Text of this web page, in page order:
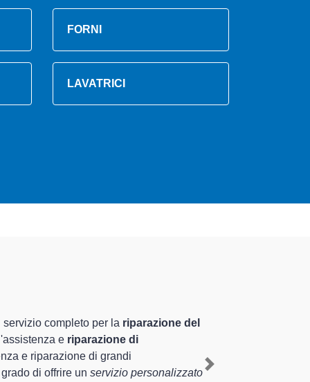
FORNI
LAVATRICI
nel territorio di Albuzzano e provincia per
, mediante il ripristino rapido del corretto
di diverse tipologie sugli elettrodomestici da
Next